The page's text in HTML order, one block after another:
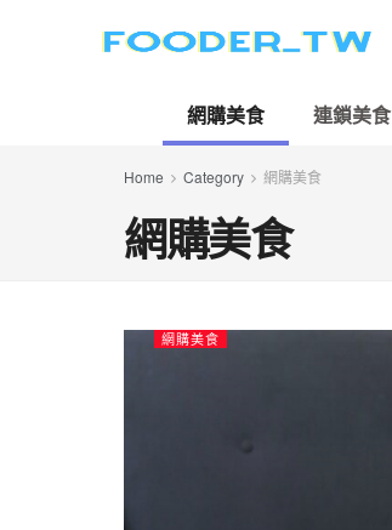
網購美食 連鎖美食
Home Category 網購美食
網購美食
網購美食